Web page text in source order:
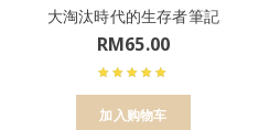
大淘汰時代的生存者筆記
RM65.00
加入购物车